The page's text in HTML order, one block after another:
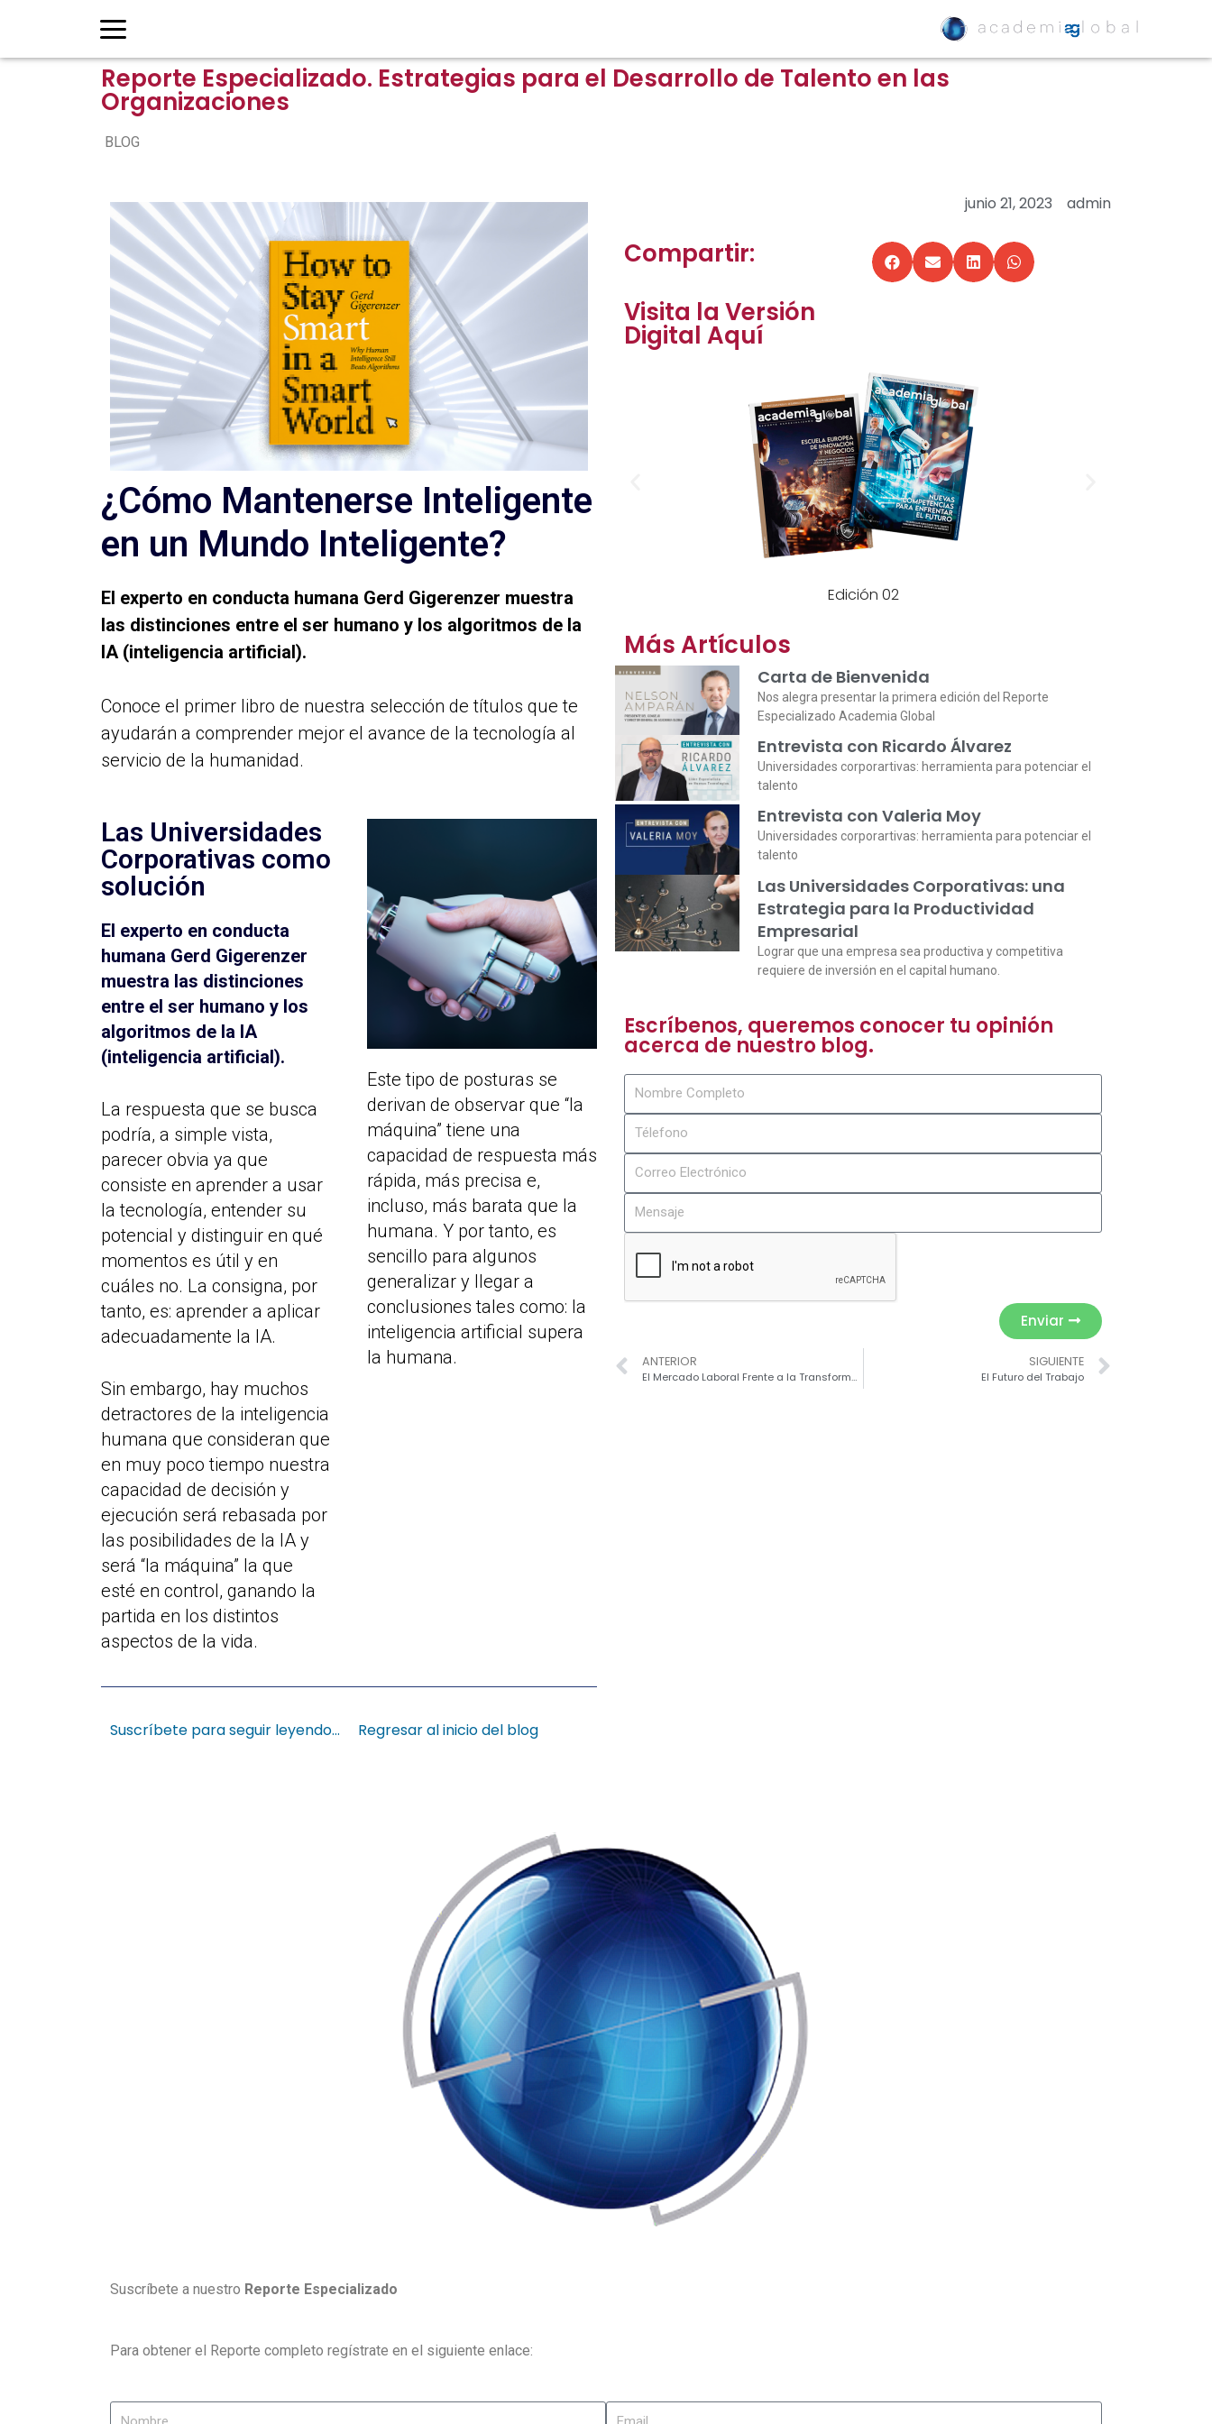
Reporte Especializado. Estrategias para el Desarrollo de Talento en las
Organizaciones
BLOG
¿Cómo Mantenerse Inteligente
en un Mundo Inteligente?
El experto en conducta humana Gerd Gigerenzer muestra
las distinciones entre el ser humano y los algoritmos de la
IA (inteligencia artificial).
Conoce el primer libro de nuestra selección de títulos que te
ayudarán a comprender mejor el avance de la tecnología al
servicio de la humanidad.
Las Universidades
Corporativas como
solución
El experto en conducta
humana Gerd Gigerenzer
muestra las distinciones
entre el ser humano y los
algoritmos de la IA
(inteligencia artificial).
La respuesta que se busca
podría, a simple vista,
parecer obvia ya que
consiste en aprender a usar
la tecnología, entender su
potencial y distinguir en qué
momentos es útil y en
cuáles no. La consigna, por
tanto, es: aprender a aplicar
adecuadamente la IA.
Sin embargo, hay muchos
detractores de la inteligencia
humana que consideran que
en muy poco tiempo nuestra
capacidad de decisión y
ejecución será rebasada por
las posibilidades de la IA y
será “la máquina” la que
esté en control, ganando la
partida en los distintos
aspectos de la vida.
Este tipo de posturas se
derivan de observar que “la
máquina” tiene una
capacidad de respuesta más
rápida, más precisa e,
incluso, más barata que la
humana. Y por tanto, es
sencillo para algunos
generalizar y llegar a
conclusiones tales como: la
inteligencia artificial supera
la humana.
Suscríbete para seguir leyendo… Regresar al inicio del blog
junio 21, 2023 admin
Compartir:
Visita la Versión
Digital Aquí
Edición 01
Edición 02
Más Artículos
Carta de Bienvenida
Nos alegra presentar la primera edición del Reporte
Especializado Academia Global
Entrevista con Ricardo Álvarez
Universidades corporartivas: herramienta para potenciar el
talento
Entrevista con Valeria Moy
Universidades corporartivas: herramienta para potenciar el
talento
Las Universidades Corporativas: una
Estrategia para la Productividad
Empresarial
Lograr que una empresa sea productiva y competitiva
requiere de inversión en el capital humano.
Escríbenos, queremos conocer tu opinión
acerca de nuestro blog.
Enviar
ANTERIOR
El Mercado Laboral Frente a la Transformación Profesional
SIGUIENTE
El Futuro del Trabajo
Suscríbete a nuestro Reporte Especializado
Para obtener el Reporte completo regístrate en el siguiente enlace: